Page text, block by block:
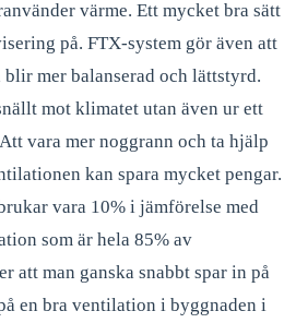
värme. Ett mycket bra sätt
på. FTX-system gör även att
mer balanserad och lättstyrd.
mot klimatet utan även ur ett
vara mer noggrann och ta hjälp
kan spara mycket pengar.
vara 10% i jämförelse med
som är hela 85% av
att man ganska snabbt spar in på
en bra ventilation i byggnaden i